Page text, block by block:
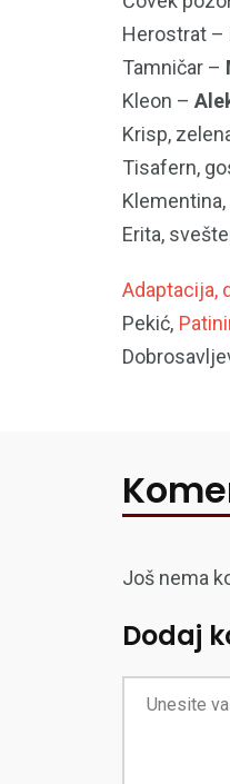
Herostrat –
Tamničar –
Kleon –
Krisp,
Tisafern,
Erita,
Adaptacija,
Pekić,
Još nema
Dodaj